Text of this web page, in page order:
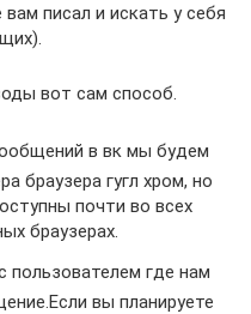
писал и искать у себя
вот сам способ.
в вк мы будем
браузера гугл хром, но
почти во всех
браузерах.
пользователем где нам
вы планируете